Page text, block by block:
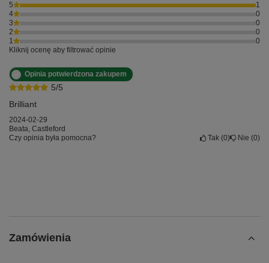
5
1
4
0
3
0
2
0
1
0
Kliknij ocenę aby filtrować opinie
5/5
Opinia potwierdzona zakupem
Brilliant
2024-02-29
Beata, Castleford
Czy opinia była pomocna?
Tak 0 Nie 0
Zamówienia